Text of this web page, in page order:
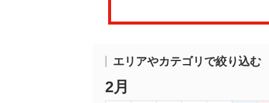
エリアやカテゴリで絞り込む
2月